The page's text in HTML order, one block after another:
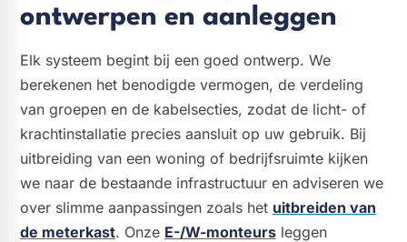
ontwerpen en aanleggen
Elk systeem begint bij een goed ontwerp. We
berekenen het benodigde vermogen, de verdeling
van groepen en de kabelsecties, zodat de licht- of
krachtinstallatie precies aansluit op uw gebruik. Bij
uitbreiding van een woning of bedrijfsruimte kijken
we naar de bestaande infrastructuur en adviseren we
over slimme aanpassingen zoals het uitbreiden van
de meterkast. Onze E-/W-monteurs leggen